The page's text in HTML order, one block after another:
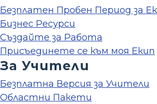
Безплатен Пробен Период за
Бизнес Ресурси
Създайте за Работа
Присъединете се към моя Екип
За Учители
Безплатна Версия за Учители
Областни Пакети